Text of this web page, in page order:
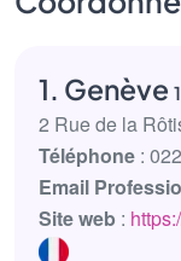
1. Genève
2 Rue de la
Téléphone :
Email
Site web :